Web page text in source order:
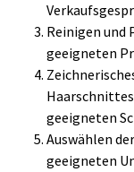
Reinigen und
geeigneten
geeigneten
Auswählen
geeigneten